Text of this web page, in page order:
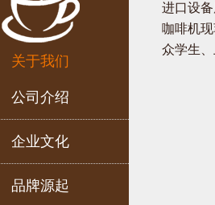
关于我们
公司介绍
企业文化
品牌源起
进口设
咖啡机
众学生、